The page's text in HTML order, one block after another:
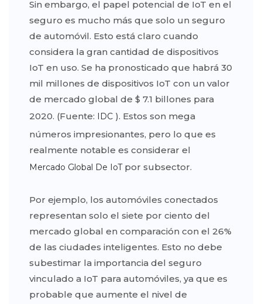
Sin embargo, el papel potencial de IoT en el
seguro es mucho más que solo un seguro
de automóvil. Esto está claro cuando
considera la gran cantidad de dispositivos
IoT en uso. Se ha pronosticado que habrá 30
mil millones de dispositivos IoT con un valor
de mercado global de $ 7.1 billones para
2020. (Fuente:
IDC ). Estos son mega
números impresionantes, pero lo que es
realmente notable es considerar el
Mercado Global De IoTpor subsector.
Por ejemplo, los automóviles conectados
representan solo el siete por ciento del
mercado global en comparación con el 26%
de las ciudades inteligentes. Esto no debe
subestimar la importancia del seguro
vinculado a IoT para automóviles, ya que es
probable que aumente el nivel de